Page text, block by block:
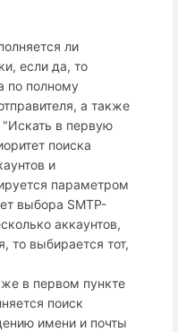
ли
если да, то
по полному
а также
в первую
поиска
и
параметром
выбора SMTP-
аккаунтов,
то выбирается тот,
в первом пункте
поиск
имени и почты